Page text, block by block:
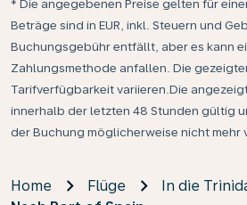
* Die angegebenen Preise gelten für
Beträge sind in EUR, inkl. Steuern und
Buchungsgebühr entfällt, aber es kann
Zahlungsmethode anfallen. Die
Tarifverfügbarkeit variieren.Die
innerhalb der letzten 48 Stunden gültig
der Buchung möglicherweise nicht mehr
Home Flüge
In die